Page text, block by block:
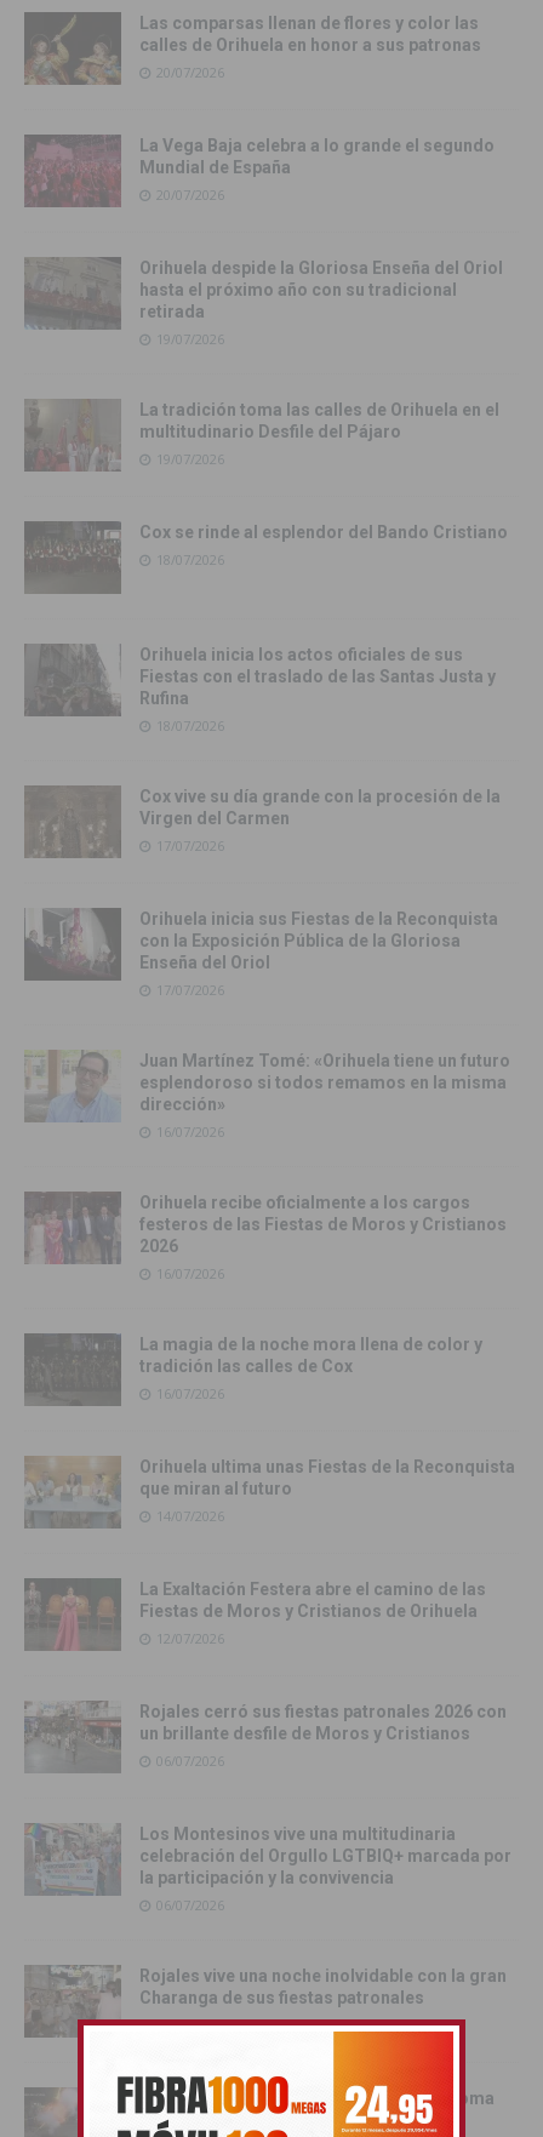
Las comparsas llenan de flores y color las
calles de Orihuela en honor a sus patronas
20/07/2026
La Vega Baja celebra a lo grande el segundo
Mundial de España
20/07/2026
Orihuela despide la Gloriosa Enseña del Oriol
hasta el próximo año con su tradicional
retirada
19/07/2026
La tradición toma las calles de Orihuela en el
multitudinario Desfile del Pájaro
19/07/2026
Cox se rinde al esplendor del Bando Cristiano
18/07/2026
Orihuela inicia los actos oficiales de sus
Fiestas con el traslado de las Santas Justa y
Rufina
18/07/2026
Cox vive su día grande con la procesión de la
Virgen del Carmen
17/07/2026
Orihuela inicia sus Fiestas de la Reconquista
con la Exposición Pública de la Gloriosa
Enseña del Oriol
17/07/2026
Juan Martínez Tomé: «Orihuela tiene un futuro
esplendoroso si todos remamos en la misma
dirección»
16/07/2026
Orihuela recibe oficialmente a los cargos
festeros de las Fiestas de Moros y Cristianos
2026
16/07/2026
La magia de la noche mora llena de color y
tradición las calles de Cox
16/07/2026
Orihuela ultima unas Fiestas de la Reconquista
que miran al futuro
14/07/2026
La Exaltación Festera abre el camino de las
Fiestas de Moros y Cristianos de Orihuela
12/07/2026
Rojales cerró sus fiestas patronales 2026 con
un brillante desfile de Moros y Cristianos
06/07/2026
Los Montesinos vive una multitudinaria
celebración del Orgullo LGTBIQ+ marcada por
la participación y la convivencia
06/07/2026
Rojales vive una noche inolvidable con la gran
Charanga de sus fiestas patronales
05/07/2026
La Batalla de la Pólvora, el pregón y la Toma
del Castillo protagonizaron una intensa